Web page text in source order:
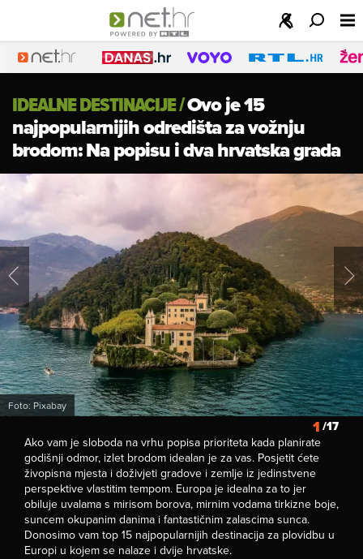
IDEALNE DESTINACIJE/Ovo je 15
najpopularnijih odredišta za vožnju
brodom: Na popisu i dva hrvatska grada
Foto: Pixabay
Ako vam je sloboda na vrhu popisa prioriteta kada planirate
godišnji odmor, izlet brodom idealan je za vas. Posjetit ćete
živopisna mjesta i doživjeti gradove i zemlje iz jedinstvene
perspektive vlastitim tempom. Europa je idealna za to jer
obiluje uvalama s mirisom borova, mirnim vodama tirkizne boje,
suncem okupanim danima i fantastičnim zalascima sunca.
Donosimo vam top 15 najpopularnijih destinacija za plovidbu u
Europi u kojem se nalaze i dvije hrvatske.
1/17